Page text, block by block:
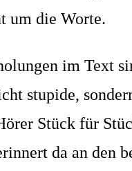
um die Worte.
im Text
stupide,
Stück für
da an den